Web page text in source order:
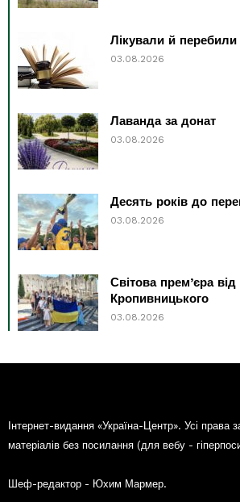
Лікували й перебили
03.08.2026
Лаванда за донат
03.08.2026
Десять років до
03.08.2026
Світова прем’єра від
Кропивницького
03.08.2026
Інтернет-видання «Україна-Центр». Усі права
матеріалів без посилання (для вебу -
Шеф-редактор - Юхим Мармер.